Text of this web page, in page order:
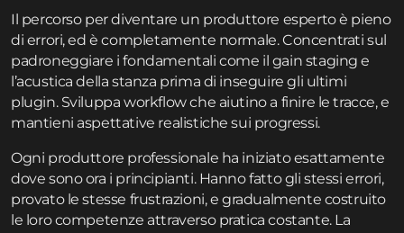
Il percorso per diventare un produttore esperto è pieno
di errori, ed è completamente normale. Concentrati sul
padroneggiare i fondamentali come il gain staging e
l’acustica della stanza prima di inseguire gli ultimi
plugin. Sviluppa workflow che aiutino a finire le tracce, e
mantieni aspettative realistiche sui progressi.
Ogni produttore professionale ha iniziato esattamente
dove sono ora i principianti. Hanno fatto gli stessi errori,
provato le stesse frustrazioni, e gradualmente costruito
le loro competenze attraverso pratica costante. La